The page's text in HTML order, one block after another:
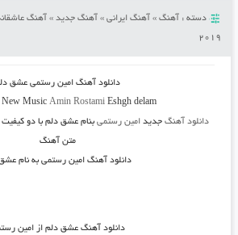
دسته : آهنگ» آهنگ ایرانی» آهنگ جدید» آهنگ
2019
دانلود آهنگ امین رستمی عشق
Music Amin Rostami Eshgh delam
دانلود آهنگ جدیدامین رستمی بنام عشق دلم
متن آهنگ
دانلود آهنگ امین رستمی به نام
دانلود آهنگ عشق دلم از امین